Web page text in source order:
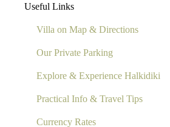
Useful Links
Villa on Map & Directions
Our Private Parking
Explore & Experience Halkidiki
Practical Info & Travel Tips
Currency Rates